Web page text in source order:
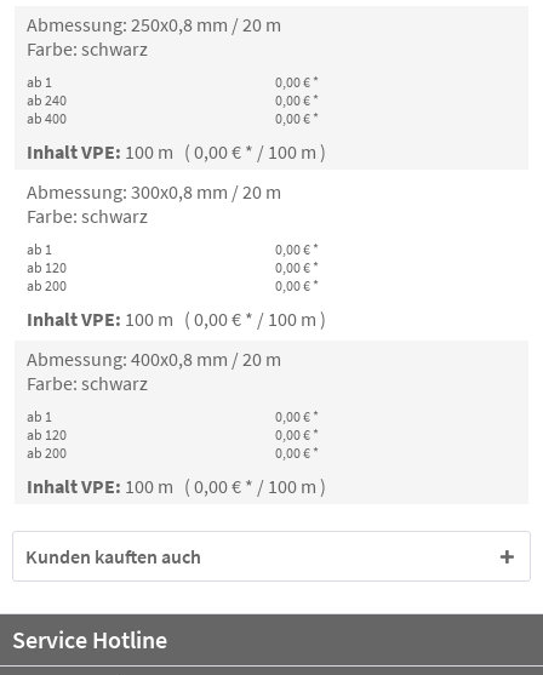
Abmessung: 250x0,8 mm / 20 m
Farbe: schwarz
ab 1
0,00 € *
ab 240
0,00 € *
ab 400
0,00 € *
Inhalt VPE: 100 m ( 0,00 € * / 100 m )
Abmessung: 300x0,8 mm / 20 m
Farbe: schwarz
ab 1
0,00 € *
ab 120
0,00 € *
ab 200
0,00 € *
Inhalt VPE: 100 m ( 0,00 € * / 100 m )
Abmessung: 400x0,8 mm / 20 m
Farbe: schwarz
ab 1
0,00 € *
ab 120
0,00 € *
ab 200
0,00 € *
Inhalt VPE: 100 m ( 0,00 € * / 100 m )
Kunden kauften auch
Service Hotline